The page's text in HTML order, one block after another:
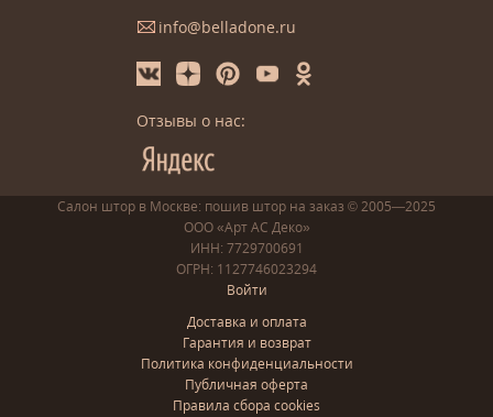
info@belladone.ru
Отзывы о нас:
Салон штор в Москве: пошив штор на заказ © 2005—2025
ООО «Арт АС Деко»
ИНН: 7729700691
ОГРН: 1127746023294
Войти
Доставка и оплата
Гарантия и возврат
Политика конфиденциальности
Публичная оферта
Правила сбора cookies